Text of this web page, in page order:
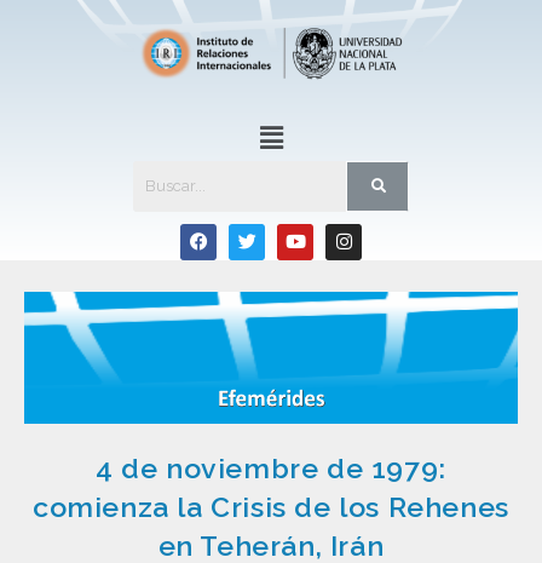
4 de noviembre de 1979:
comienza la Crisis de los Rehenes
en Teherán, Irán